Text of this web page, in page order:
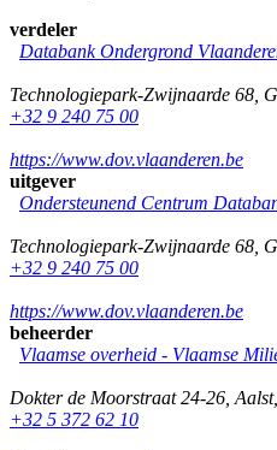
verdeler
Databank Ondergrond
Technologiepark-Zwijnaarde 68
+32 9 240 75 00
https://www.dov.vlaanderen.be
uitgever
Ondersteunend Centrum
Technologiepark-Zwijnaarde 68
+32 9 240 75 00
https://www.dov.vlaanderen.be
beheerder
Vlaamse overheid - Vlaamse
Dokter de Moorstraat 24-26 Aalst,
+32 5 372 62 10